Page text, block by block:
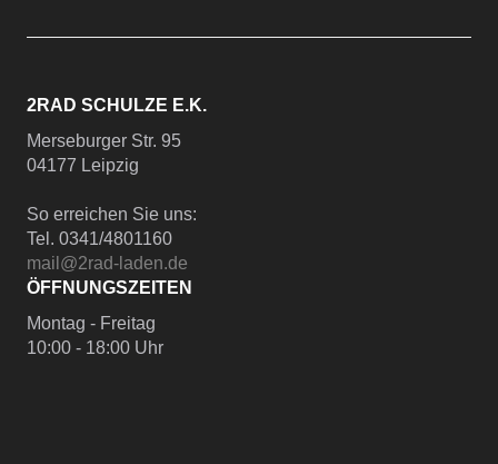
2RAD SCHULZE E.K.
Merseburger Str. 95
04177 Leipzig
So erreichen Sie uns:
Tel. 0341/4801160
mail@2rad-laden.de
ÖFFNUNGSZEITEN
Montag - Freitag
10:00 - 18:00 Uhr